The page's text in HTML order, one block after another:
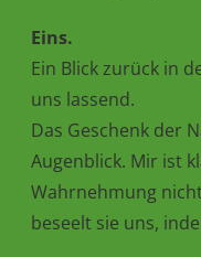
Eins.
Ein Blick zurück in
uns lassend.
Das Geschenk der
Augenblick. Mir ist
Wahrnehmung
beseelt sie uns,